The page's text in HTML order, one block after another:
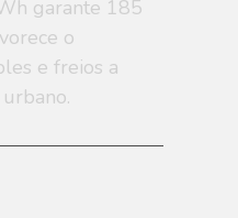
garante 185
o
e freios a